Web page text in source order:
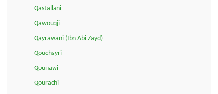
Qastallani
Qawouqji
Qayrawani (Ibn Abi Zayd)
Qouchayri
Qounawi
Qourachi